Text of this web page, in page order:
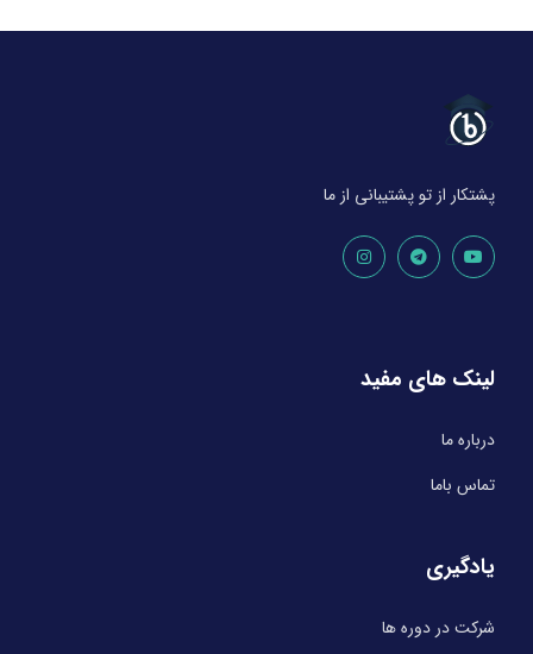
پشتکار از تو پشتیبانی از ما
لینک های مفید
درباره ما
تماس باما
یادگیری
شرکت در دوره ها